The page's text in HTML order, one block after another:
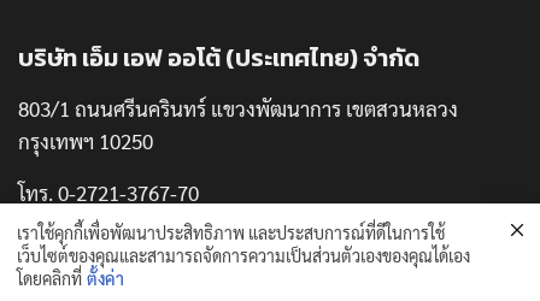
บริษัท เอ็ม เอฟ ออโต้ (ประเทศไทย) จำกัด
803/1 ถนนศรีนครินทร์ แขวงพัฒนาการ เขตสวนหลวง
กรุงเทพฯ 10250
โทร. 0-2721-3767-70
แฟกซ์. 0-2721-3771
เราใช้คุกกี้เพื่อพัฒนาประสิทธิภาพ และประสบการณ์ที่ดีในการใช้
เว็บไซต์ของคุณและสามารถจัดการความเป็นส่วนตัวเองของคุณได้เอง
โดยคลิกที่ ตั้งค่า